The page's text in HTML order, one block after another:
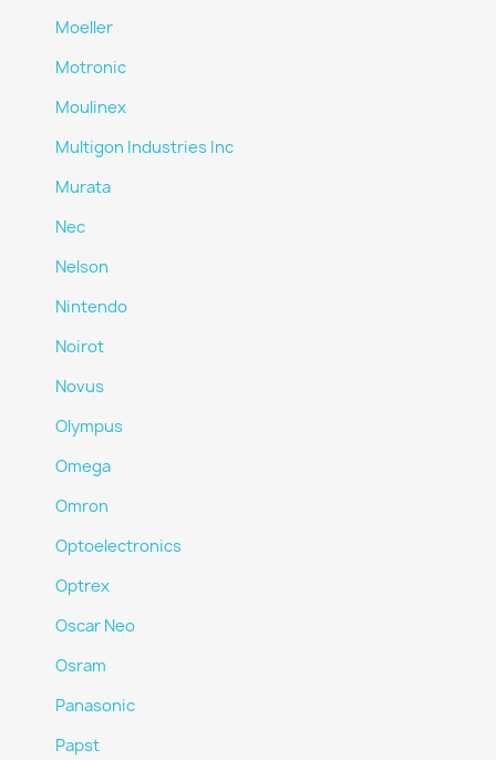
Moeller
Motronic
Moulinex
Multigon Industries Inc
Murata
Nec
Nelson
Nintendo
Noirot
Novus
Olympus
Omega
Omron
Optoelectronics
Optrex
Oscar Neo
Osram
Panasonic
Papst